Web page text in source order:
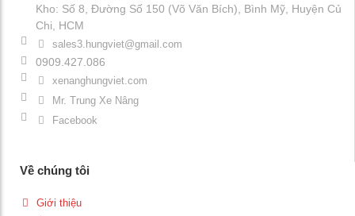
Kho: Số 8, Đường Số 150 (Võ Văn Bích), Bình Mỹ, Huyện Củ
Chi, HCM
sales3.hungviet@gmail.com
0909.427.086
xenanghungviet.com
Mr. Trung Xe Nâng
Facebook
Về chúng tôi
Giới thiệu